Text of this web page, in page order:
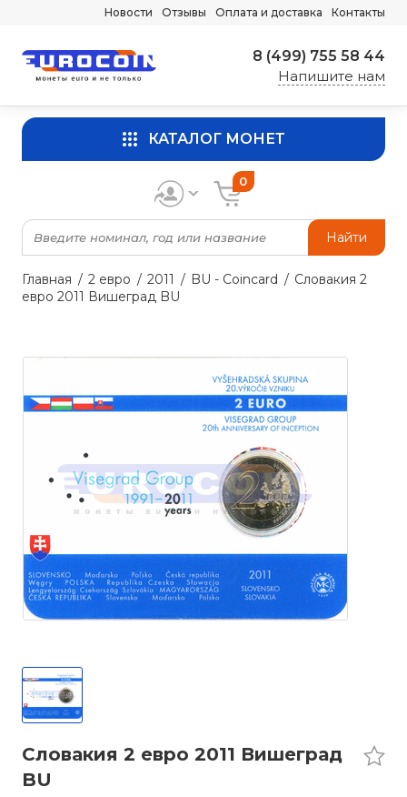
Новости Отзывы Оплата и доставка Контакты
8 (499) 755 58 44
Напишите нам
КАТАЛОГ МОНЕТ
Найти
0
Главная 2 евро 2011 BU - Coincard
Словакия 2
евро 2011 Вишеград BU
Словакия 2 евро 2011 Вишеград
BU